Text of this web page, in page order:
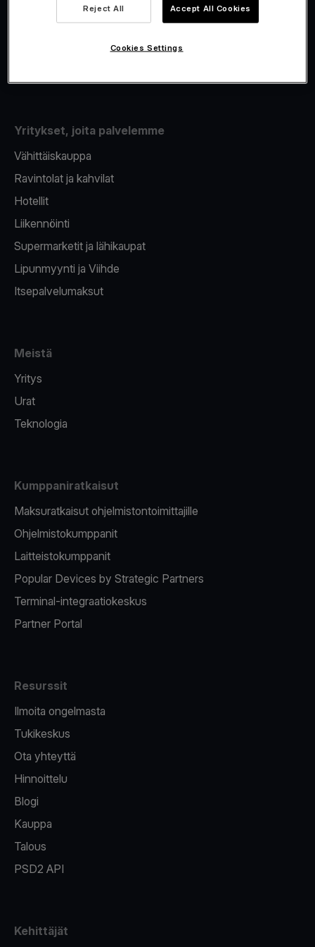
Fiskalisointi
Korttien myöntäminen
Yritykset, joita palvelemme
Vähittäiskauppa
Ravintolat ja kahvilat
Hotellit
Liikennöinti
Supermarketit ja lähikaupat
Lipunmyynti ja Viihde
Itsepalvelumaksut
Meistä
Yritys
Urat
Teknologia
Kumppaniratkaisut
Maksuratkaisut ohjelmistontoimittajille
Ohjelmistokumppanit
Laitteistokumppanit
Popular Devices by Strategic Partners
Terminal-integraatiokeskus
Partner Portal
Resurssit
Ilmoita ongelmasta
Tukikeskus
Ota yhteyttä
Hinnoittelu
Blogi
Kauppa
Talous
PSD2 API
Kehittäjät
Reject All Accept All Cookies
Cookies Settings